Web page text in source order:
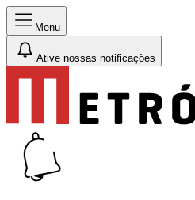
Menu
Ative nossas notificações